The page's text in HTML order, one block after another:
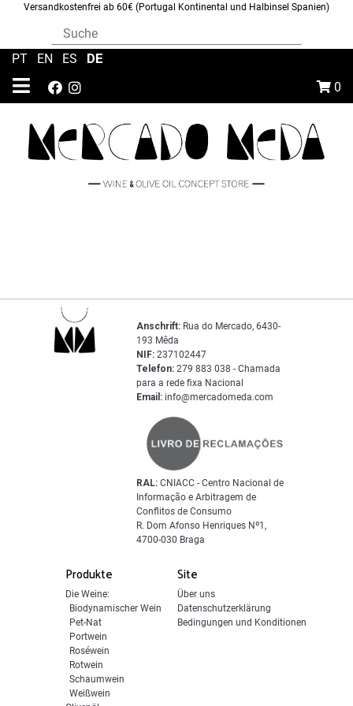
Versandkostenfrei ab 60€ (Portugal Kontinental und Halbinsel Spanien)
0
PT EN ES DE
Produkte
Die Weine:
Biodynamischer Wein
Pet-Nat
Portwein
Roséwein
Rotwein
Schaumwein
Weißwein
Site
Über uns
Datenschutzerklärung
Bedingungen und Konditionen
Anschrift: Rua do Mercado, 6430-
193 Mêda
NIF: 237102447
Telefon: 279 883 038 - Chamada
para a rede fixa Nacional
Email: info@mercadomeda.com
RAL: CNIACC - Centro Nacional de
Informação e Arbitragem de
Conflitos de Consumo
R. Dom Afonso Henriques Nº1,
4700-030 Braga